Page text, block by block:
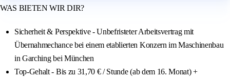
WAS BIETEN WIR DIR?
Sicherheit & Perspektive - Unbefristeter Arbeitsvertrag mit
Übernahmechance bei einem etablierten Konzern im Maschinenbau
in Garching bei München
Top-Gehalt - Bis zu 31,70 € / Stunde (ab dem 16. Monat) +